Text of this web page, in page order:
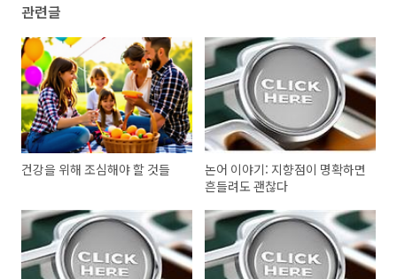
관련글
건강을 위해 조심해야 할 것들
논어 이야기: 지향점이 명확하면
흔들려도 괜찮다